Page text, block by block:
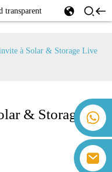
Hanna Lee
Sally Chen
à Solar & Storage Live
& Storage